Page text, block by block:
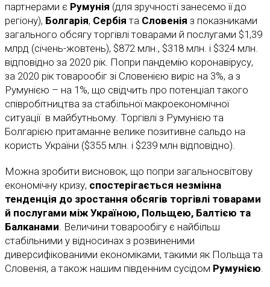
партнерами є Румунія (для зручності занесемо її до
регіону), Болгарія, Сербіята Словенія з показниками
загального обсягу торгівлі товарами й послугами $1,39
млрд (січень-жовтень), $872 млн., $318 млн. і $324 млн.
відповідно за 2020 рік. Попри пандемію коронавірусу,
за 2020 рік товарообіг зі Словенією виріс на 3%, а з
Румунією – на 1%, що свідчить про потенціал такого
співробітництва за стабільної макроекономічної
ситуації в майбутньому. Торгівлі з Румунією та
Болгарією притаманне велике позитивне сальдо на
користь України ($355 млн. і $239 млн відповідно).
Можна зробити висновок, що попри загальносвітову
економічну кризу, спостерігається незмінна
тенденція до зростання обсягів торгівлі товарами
й послугами між Україною, Польщею, Балтією та
Балканами. Величини товарообігу є найбільш
стабільними у відносинах з розвиненими
диверсифікованими економіками, такими як Польща та
Словенія, а також нашим південним сусідом Румунією.